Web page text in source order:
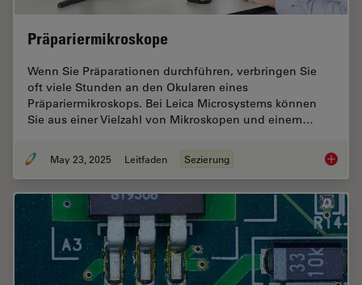
Präpariermikroskope
Wenn Sie Präparationen durchführen, verbringen Sie
oft viele Stunden an den Okularen eines
Präpariermikroskops. Bei Leica Microsystems können
Sie aus einer Vielzahl von Mikroskopen und einem…
May 23, 2025 Leitfaden Sezierung